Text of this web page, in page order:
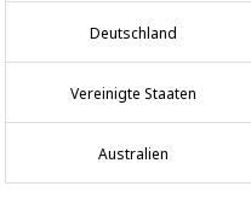
Deutschland
Vereinigte Staaten
Australien